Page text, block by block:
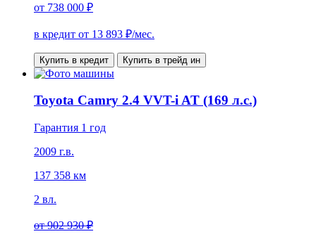
от 738 000 ₽
в кредит от 13 893 ₽/мес.
Купить в кредит Купить в трейд ин
Toyota Camry 2.4 VVT-i AT (169 л.с.)
Гарантия 1 год
2009 г.в.
137 358 км
2 вл.
от902 930 ₽